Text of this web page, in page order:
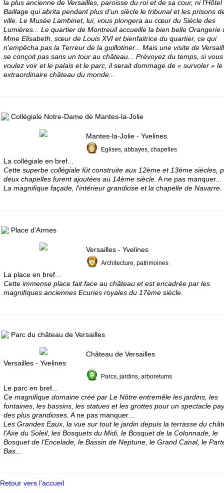
la plus ancienne de Versailles, paroisse du roi et de sa cour, ni l'Hôtel
Baillage qui abrita pendant plus d'un siècle le tribunal et les prisons
ville. Le Musée Lambinet, lui, vous plongera au cœur du Siècle des
Lumières... Le quartier de Montreuil accueille la bien belle Orangerie
Mme Elisabeth, sœur de Louis XVI et bienfaitrice du quartier, ce qui
n'empêcha pas la Terreur de la guillotiner... Mais une visite de
se conçoit pas sans un tour au château... Prévoyez du temps, si vous
voulez voir et le palais et le parc, il serait dommage de « survoler » le
extraordinaire château du monde...
Collégiale Notre-Dame de Mantes-la-Jolie
Mantes-la-Jolie - Yvelines
Eglises, abbayes, chapelles
La collégiale en bref...
Cette superbe collégiale fût construite aux 12ème et 13ème siècles,
deux chapelles furent ajoutées au 14ème siècle. A ne pas manquer...
La magnifique façade, l'intérieur grandiose et la chapelle de Navarre.
Place d'Armes
Versailles - Yvelines
Architecture, patrimoines
La place en bref...
Cette immense place fait face au château et est encadrée par les
magnifiques anciennes Ecuries royales du 17ème siècle.
Parc du château de Versailles
Château de Versailles
Versailles - Yvelines
Parcs, jardins, arboretums
Le parc en bref...
Ce magnifique domaine créé par Le Nôtre entremêle les jardins, les
fontaines, les bassins, les statues et les grottes pour un spectacle
des plus grandioses. A ne pas manquer...
Les Grandes Eaux, la vue sur tout le jardin depuis la terrasse du
l'Axe du Soleil, les Bosquets du Midi, le Bosquet de la Colonnade, le
Bosquet de l'Encelade, le Bassin de Neptune, le Grand Canal, le
Bas...
Retour vers l'accueil